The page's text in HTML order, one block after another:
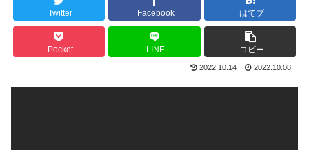
Twitter Facebook はてブ
Pocket LINE コピー
2022.10.14 2022.10.08